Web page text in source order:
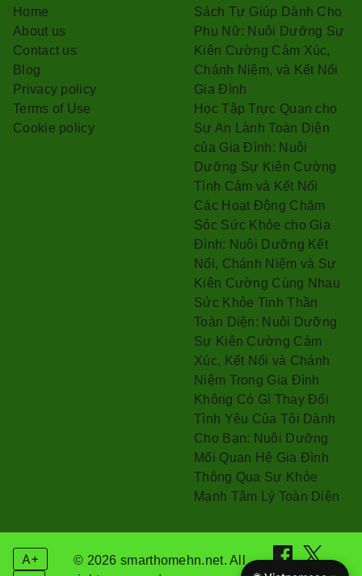
Home
About us
Contact us
Blog
Privacy policy
Terms of Use
Cookie policy
Sách Tự Giúp Dành Cho
Phụ Nữ: Nuôi Dưỡng Sự
Kiên Cường Cảm Xúc,
Chánh Niệm, và Kết Nối
Gia Đình
Học Tập Trực Quan cho
Sự An Lành Toàn Diện
của Gia Đình: Nuôi
Dưỡng Sự Kiên Cường
Tình Cảm và Kết Nối
Các Hoạt Động Chăm
Sóc Sức Khỏe cho Gia
Đình: Nuôi Dưỡng Kết
Nối, Chánh Niệm và Sự
Kiên Cường Cùng Nhau
Sức Khỏe Tinh Thần
Toàn Diện: Nuôi Dưỡng
Sự Kiên Cường Cảm
Xúc, Kết Nối và Chánh
Niệm Trong Gia Đình
Không Có Gì Thay Đổi
Tình Yêu Của Tôi Dành
Cho Bạn: Nuôi Dưỡng
Mối Quan Hệ Gia Đình
Thông Qua Sự Khỏe
Mạnh Tâm Lý Toàn Diện
A+
© 2026 smarthomehn.net. All